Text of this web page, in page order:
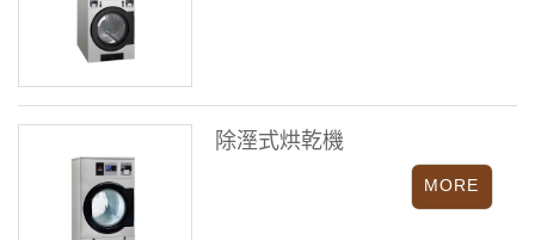
除溼式烘乾機